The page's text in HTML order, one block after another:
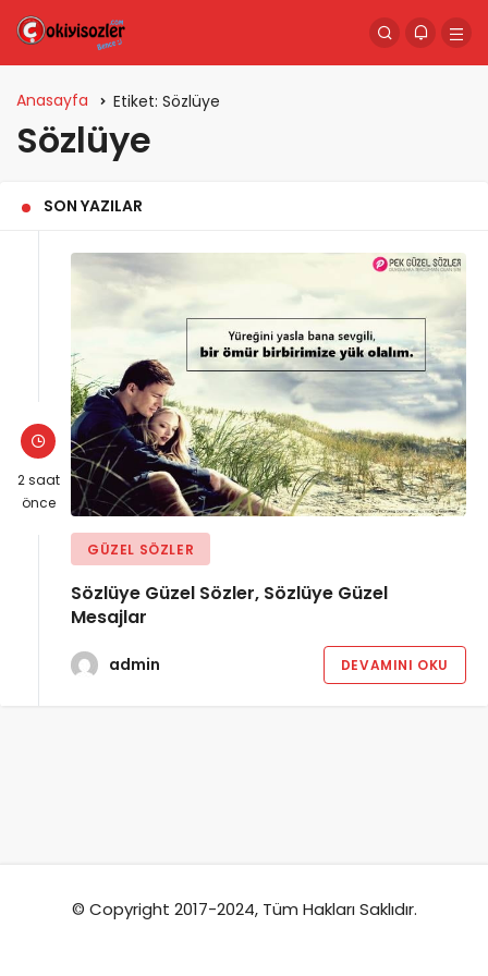
Anasayfa Etiket: Sözlüye
Sözlüye
SON YAZILAR
2 saat
önce
GÜZEL SÖZLER
Sözlüye Güzel Sözler, Sözlüye Güzel
Mesajlar
admin DEVAMINI OKU
© Copyright 2017-2024, Tüm Hakları Saklıdır.